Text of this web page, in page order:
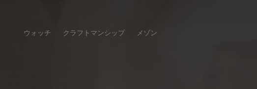
ウォッチ クラフトマンシップ メゾン